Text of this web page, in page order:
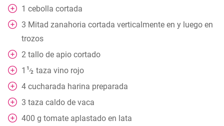
1 cebolla cortada
3 Mitad zanahoria cortada verticalmente en y luego en
trozos
2 tallo de apio cortado
1 1⁄2 taza vino rojo
4 cucharada harina preparada
3 taza caldo de vaca
400 g tomate aplastado en lata